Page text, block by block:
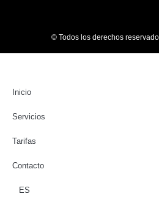
© Todos los derechos
Inicio
Servicios
Tarifas
Contacto
ES